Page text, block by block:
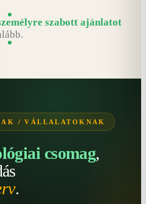
szabott ajánlatot
/ VÁLLALATOKNAK
csomag,
.